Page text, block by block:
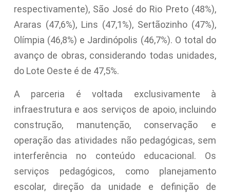
respectivamente), São José do Rio Preto (48%),
Araras (47,6%), Lins (47,1%), Sertãozinho (47%),
Olímpia (46,8%) e Jardinópolis (46,7%). O total do
avanço de obras, considerando todas unidades,
do Lote Oeste é de 47,5%.
A parceria é voltada exclusivamente à
infraestrutura e aos serviços de apoio, incluindo
construção, manutenção, conservação e
operação das atividades não pedagógicas, sem
interferência no conteúdo educacional. Os
serviços pedagógicos, como planejamento
escolar, direção da unidade e definição de